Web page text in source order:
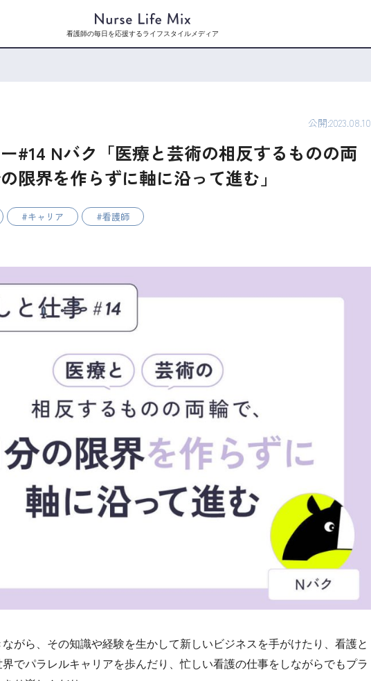
看護師の毎日を応援するライフスタイルメディア
#14 Nバク「医療と芸術の相反するものの両
限界を作らずに軸に沿って進む」
キャリア 看護師
公開:2023.08.10
がら、その知識や経験を生かして新しいビジネスを手がけたり、看護と
でパラレルキャリアを歩んだり、忙しい看護の仕事をしながらでもプラ